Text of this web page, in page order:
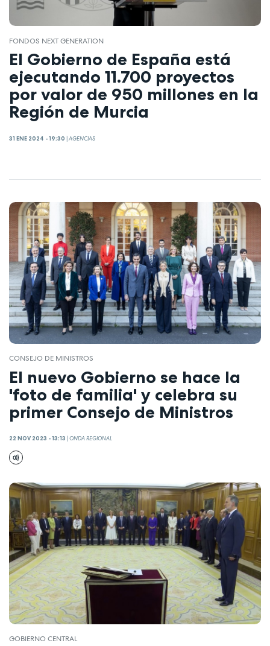
FONDOS NEXT GENERATION
El Gobierno de España está
ejecutando 11.700 proyectos
por valor de 950 millones en la
Región de Murcia
31 ENE 2024 - 19:30 |AGENCIAS
CONSEJO DE MINISTROS
El nuevo Gobierno se hace la
'foto de familia' y celebra su
primer Consejo de Ministros
22 NOV 2023 - 13:13 |ONDA REGIONAL
GOBIERNO CENTRAL